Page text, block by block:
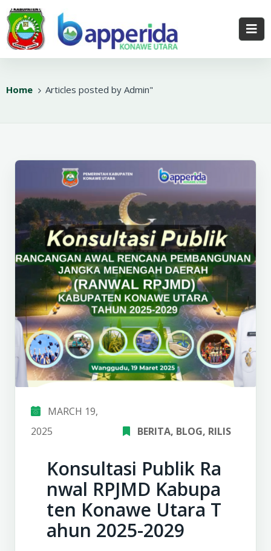
Home Articles posted by Admin"
MARCH 19,
2025
BERITA‚ BLOG‚ RILIS
Konsultasi Publik Ra
nwal RPJMD Kabupa
ten Konawe Utara T
ahun 2025-2029